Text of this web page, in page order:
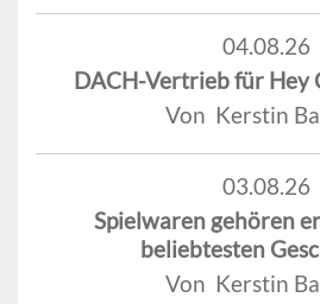
04.08.26
DACH-Vertrieb für Hey
Von Kerstin
03.08.26
Spielwaren gehören
beliebtesten
Von Kerstin